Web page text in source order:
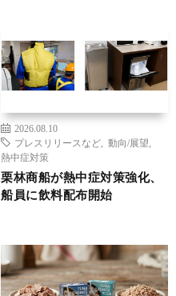
2026.08.10
プレスリリースなど
動向/展望
熱中症対策
栗林商船が熱中症対策強化、
船員に飲料配布開始